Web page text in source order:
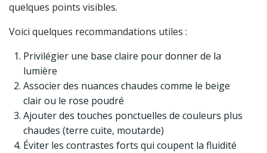
quelques points visibles.
Voici quelques recommandations utiles :
Privilégier une base claire pour donner de la
lumière
Associer des nuances chaudes comme le beige
clair ou le rose poudré
Ajouter des touches ponctuelles de couleurs plus
chaudes (terre cuite, moutarde)
Éviter les contrastes forts qui coupent la fluidité